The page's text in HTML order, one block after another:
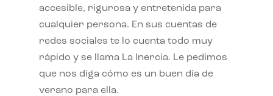
accesible, rigurosa y entretenida para
cualquier persona. En sus cuentas de
redes sociales te lo cuenta todo muy
rápido y se llama La Inercia. Le pedimos
que nos diga cómo es un buen día de
verano para ella.